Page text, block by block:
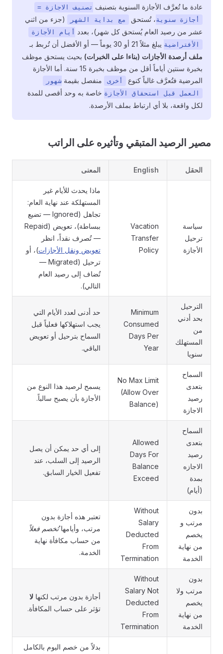
عادة ما تُعرَّف الأجازة السنوية بتصنيف تصنيف الاجازة =
أجازة سنوية، تُستحق مع بداية الشهر
(جزء من اثني
عشر من رصيد العام يُستحق كل شهر)، بعدد
أيام الأجازة
الأفتراضية يبلغ مثلاً 21 أو 30 يوماً — أو الأفضل أن تُربط بـ
ملف أرصدة الأجازات (بناءا على الخبرات) بحيث يستحق موظف
بخبرة سنتين أياماً أقل من موظف بخبرة 15 سنة. أما الأجازة
المرضية فتُعرَّف غالباً كنوع
أخرى منفصل بقيمة شهور
العمل قبل استحقاق الأجازة خاصة به وحد أقصى للمدة
لكل واقعة، بلا أي ارتباط بملف الأرصدة.
مصير الرصيد المتبقي وتأثيره على الراتب
الحقل English المعنى
سياسة
ترحيل
الأجازة
Vacation
Transfer
Policy
ماذا يحدث للأيام غير
المستهلكة عند نهاية العام:
تجاهل (Ignored — تضيع
ببساطة)، تعويض (Repaid
— تُصرف نقداً، انظر
تعويض ونقل الأجازات)، أو
ترحيل (Migrated —
تُضاف إلى رصيد العام
التالي).
الترحيل
بحد أدني
من
المستهلك
سنويا
Minimum
Consumed
Days Per
Year
حد أدنى لعدد الأيام التي
يجب استهلاكها فعلياً قبل
السماح بترحيل أو تعويض
الباقي.
السماح
بتعدى
رصيد
الاجازة
No Max Limit
(Allow Over
Balance)
يسمح لرصيد هذا النوع من
الأجازة بأن يصبح سالباً.
السماح
بتعدى
رصيد
الاجازه
بمدة
(أيام)
Allowed
Days For
Balance
Exceed
إلى أي حد يمكن أن يصل
الرصيد إلى السلب، عند
تفعيل الخيار السابق.
بدون
مرتب و
يخصم
من نهاية
الخدمة
Without
Salary
Deducted
From
Termination
تعتبر هذه أجازة بدون
مرتب، وأيامهاتُخصم فعلاً
من حساب مكافأة نهاية
الخدمة.
بدون
مرتب ولا
يخصم
من نهاية
الخدمة
Without
Salary Not
Deducted
From
Termination
أجازة بدون مرتب لكنها لا
تؤثر على حساب المكافأة.
بدلاً من خصم اليوم بالكامل